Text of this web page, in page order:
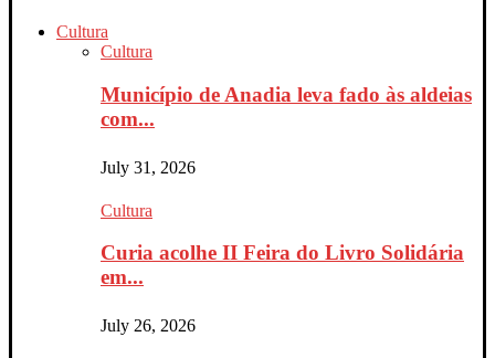
Cultura
Cultura
Município de Anadia leva fado às aldeias
com...
July 31, 2026
Cultura
Curia acolhe II Feira do Livro Solidária
em...
July 26, 2026